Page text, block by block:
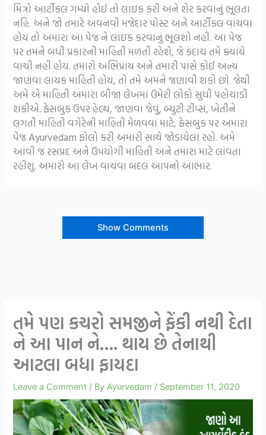
મિત્રો આર્ટીકલ ગમ્યો હોઈ તો લાઇક કરી અને શેર કરવાનું ભૂલતા
નહિ. અને જો તમારે અવનવી મજેદાર પોસ્ટ અને આર્ટીકલ વાંચવા
હોય તો અમારા આ પેજ ને લાઇક કરવાનું ભૂલશો નહીં. આ પેજ
પર તમને બધી પ્રકારની માહિતી મળતી રહેશે, જે કદાચ તમે ક્યાંયે
વાંચી નહીં હોય. તમારો અભિપ્રાય અને તમારી પાસે કોઈ અન્ય
જાણવા લાયક માહિતી હોય, તો તમે અમને જણાવી શકો છો. જેથી
અમે એ માહિતી અમારા બીજા લેખમાં ઉમેરી લોકો સુધી પહોચાડી
શકીએ. ફેસબુક ઉપર હેલ્થ, જાણવા જેવું, બ્યુટી ટીપ્સ, ખેતીને
લગતી માહિતી વગેરેની માહિતી મેળવવા માટે, ફેસબુક પર અમારા
પેજ Ayurvedam ફોલો કરી અમારી સાથે જોડાયેલા રહો. અમે
આવી જ રસપ્રદ અને ઉપયોગી માહિતી અને તમારા માટે લાવતા
રહીશું. અમારો આ લેખ વાચવા બદલ આપનો આભાર.
Show Comments
તમે પણ કચરો સમજીને ફેંકી નથી દેતા
ને આ પાન ને…. થાય છે તેનાથી
આટલા બધા ફાયદા
Leave a Comment / By Ayurvedam / September 11, 2020